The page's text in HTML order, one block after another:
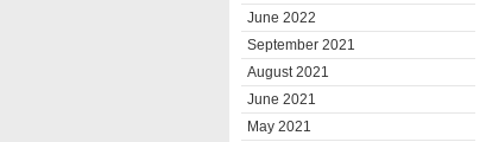
June 2022
September 2021
August 2021
June 2021
May 2021